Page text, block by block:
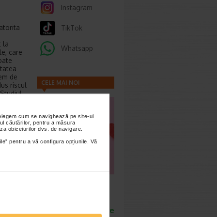
cum se navighează pe site-ul
căutărilor, pentru a măsura
obiceiurilor dvs. de navigare.
pentru a vă configura opțiunile. Vă
la
care
de
riscul
etc.
ras
Instagram
TikTok
Whatsapp
CELE MAI NOI
ARTICOLE
emotionala: metode